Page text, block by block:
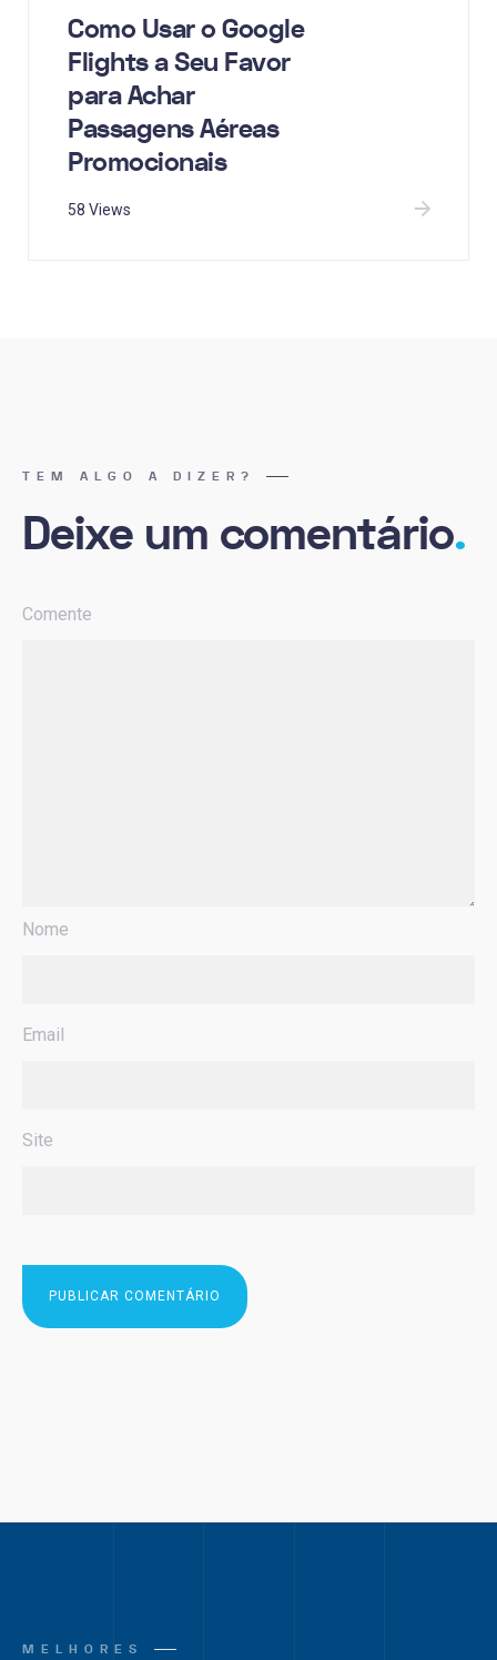
Como Usar o Google
Flights a Seu Favor
para Achar
Passagens Aéreas
Promocionais
58 Views
TEM ALGO A DIZER?
Deixe um comentário.
Comente
Nome
Email
Site
MELHORES